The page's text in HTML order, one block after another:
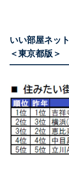
いい部屋ネッ
＜東京都版＞